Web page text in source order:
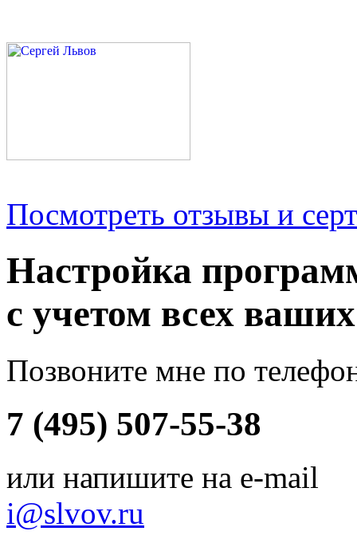
Посмотреть отзывы и
Настройка
с учетом всех
Позвоните мне по
7 (495) 507-55-38
или напишите на e-mail
i@slvov.ru